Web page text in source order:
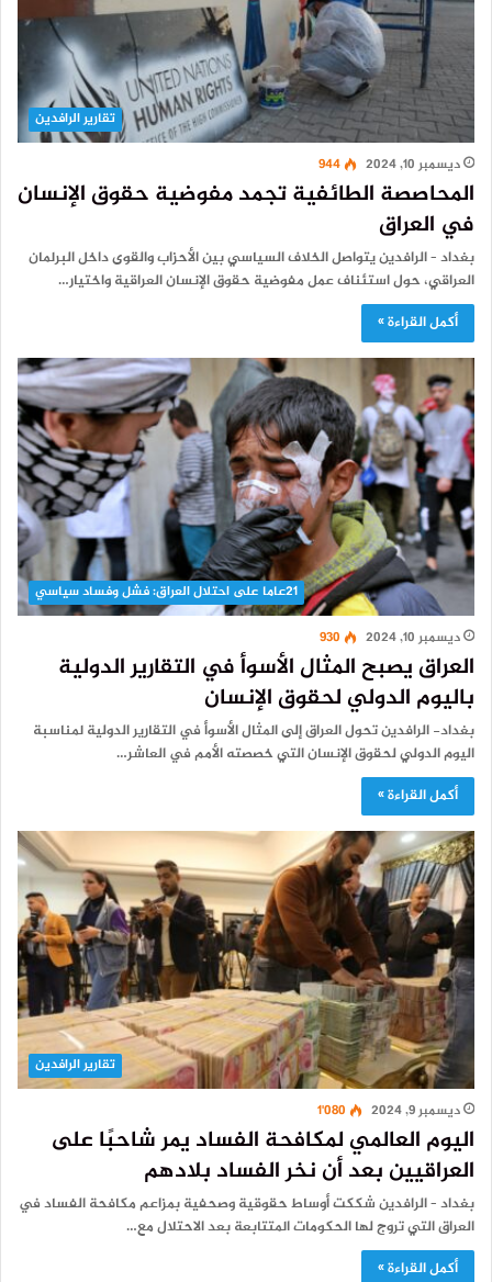
تقارير الرافدين
ديسمبر 10, 2024
944
المحاصصة الطائفية تجمد مفوضية حقوق الإنسان
في العراق
بغداد – الرافدين يتواصل الخلاف السياسي بين الأحزاب والقوى داخل البرلمان
العراقي، حول استئناف عمل مفوضية حقوق الإنسان العراقية واختيار…
أكمل القراءة »
21عاما على احتلال العراق: فشل وفساد سياسي
ديسمبر 10, 2024
930
العراق يصبح المثال الأسوأ في التقارير الدولية
باليوم الدولي لحقوق الإنسان
بغداد- الرافدين تحول العراق إلى المثال الأسوأ في التقارير الدولية لمناسبة
اليوم الدولي لحقوق الإنسان التي خصصته الأمم في العاشر…
أكمل القراءة »
تقارير الرافدين
ديسمبر 9, 2024
1٬080
اليوم العالمي لمكافحة الفساد يمر شاحبًا على
العراقيين بعد أن نخر الفساد بلادهم
بغداد – الرافدين شككت أوساط حقوقية وصحفية بمزاعم مكافحة الفساد في
العراق التي تروج لها الحكومات المتتابعة بعد الاحتلال مع…
أكمل القراءة »